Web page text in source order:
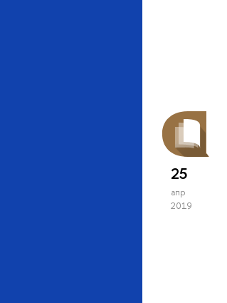
25
апр
2019